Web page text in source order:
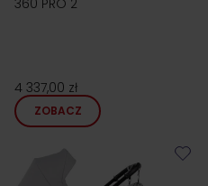
360 PRO 2
4 337,00 zł
ZOBACZ